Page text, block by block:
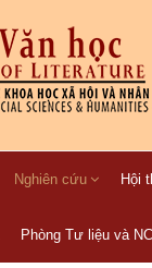
Nghiên cứu Hội
Phòng Tư liệu và